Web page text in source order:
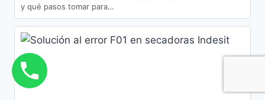
y qué pasos tomar para…